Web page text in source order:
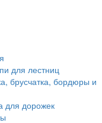
для лестниц
брусчатка, бордюры и
для дорожек